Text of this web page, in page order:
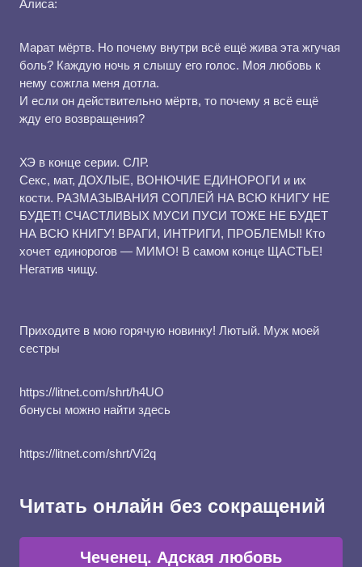
Алиса:
Марат мёртв. Но почему внутри всё ещё жива эта жгучая
боль? Каждую ночь я слышу его голос. Моя любовь к
нему сожгла меня дотла.
И если он действительно мёртв, то почему я всё ещё
жду его возвращения?
ХЭ в конце серии. СЛР.
Секс, мат, ДОХЛЫЕ, ВОНЮЧИЕ ЕДИНОРОГИ и их
кости. РАЗМАЗЫВАНИЯ СОПЛЕЙ НА ВСЮ КНИГУ НЕ
БУДЕТ! СЧАСТЛИВЫХ МУСИ ПУСИ ТОЖЕ НЕ БУДЕТ
НА ВСЮ КНИГУ! ВРАГИ, ИНТРИГИ, ПРОБЛЕМЫ! Кто
хочет единорогов — МИМО! В самом конце ЩАСТЬЕ!
Негатив чищу.
Приходите в мою горячую новинку! Лютый. Муж моей
сестры
https://litnet.com/shrt/h4UO
бонусы можно найти здесь
https://litnet.com/shrt/Vi2q
Читать онлайн без сокращений
Чеченец. Адская любовь